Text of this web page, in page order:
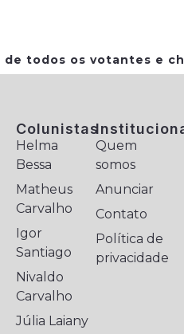
todos os votantes e
Colunistas
Helma
Bessa
Matheus
Carvalho
Igor
Santiago
Nivaldo
Carvalho
Júlia Laiany
Quem
somos
Anunciar
Contato
Política de
privacidade